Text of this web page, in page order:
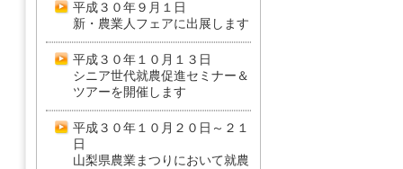
平成３０年９月１日
新・農業人フェアに出展します
平成３０年１０月１３日
シニア世代就農促進セミナー＆
ツアーを開催します
平成３０年１０月２０日～２１
日
山梨県農業まつりにおいて就農